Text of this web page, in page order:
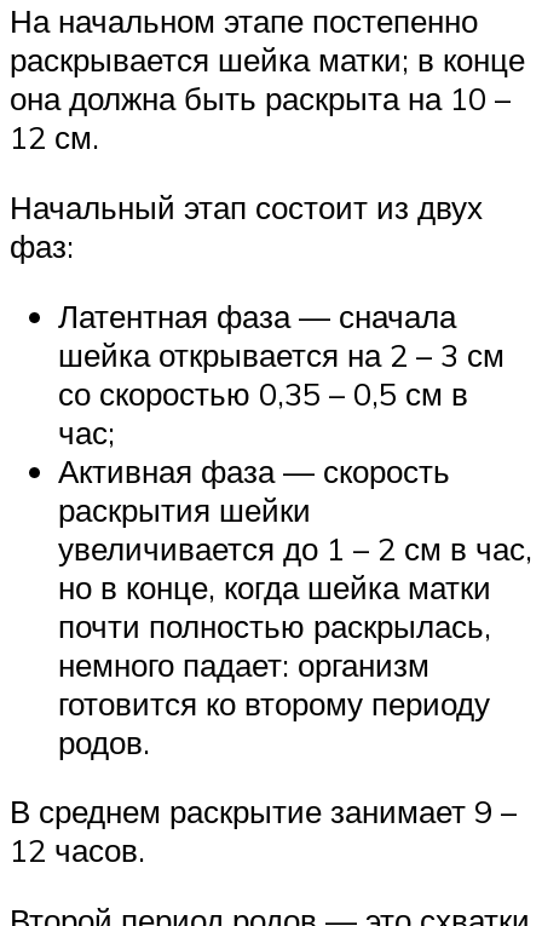
На начальном этапе постепенно
раскрывается шейка матки; в конце
она должна быть раскрыта на 10 –
12 см.
Начальный этап состоит из двух
фаз:
Латентная фаза — сначала
шейка открывается на 2 – 3 см
со скоростью 0,35 – 0,5 см в
час;
Активная фаза — скорость
раскрытия шейки
увеличивается до 1 – 2 см в час,
но в конце, когда шейка матки
почти полностью раскрылась,
немного падает: организм
готовится ко второму периоду
родов.
В среднем раскрытие занимает 9 –
12 часов.